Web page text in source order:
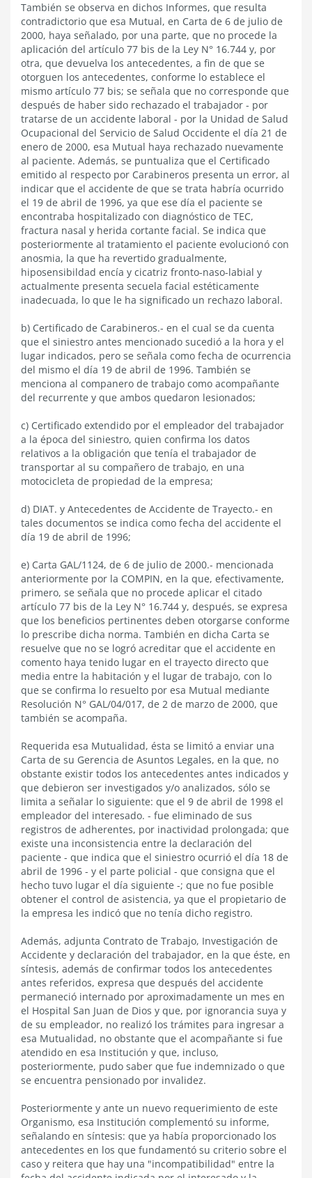
También se observa en dichos Informes, que resulta
contradictorio que esa Mutual, en Carta de 6 de julio de
2000, haya señalado, por una parte, que no procede la
aplicación del artículo 77 bis de la Ley N° 16.744 y, por
otra, que devuelva los antecedentes, a fin de que se
otorguen los antecedentes, conforme lo establece el
mismo artículo 77 bis; se señala que no corresponde que
después de haber sido rechazado el trabajador - por
tratarse de un accidente laboral - por la Unidad de Salud
Ocupacional del Servicio de Salud Occidente el día 21 de
enero de 2000, esa Mutual haya rechazado nuevamente
al paciente. Además, se puntualiza que el Certificado
emitido al respecto por Carabineros presenta un error, al
indicar que el accidente de que se trata habría ocurrido
el 19 de abril de 1996, ya que ese día el paciente se
encontraba hospitalizado con diagnóstico de TEC,
fractura nasal y herida cortante facial. Se indica que
posteriormente al tratamiento el paciente evolucionó con
anosmia, la que ha revertido gradualmente,
hiposensibildad encía y cicatriz fronto-naso-labial y
actualmente presenta secuela facial estéticamente
inadecuada, lo que le ha significado un rechazo laboral.
b) Certificado de Carabineros.- en el cual se da cuenta
que el siniestro antes mencionado sucedió a la hora y el
lugar indicados, pero se señala como fecha de ocurrencia
del mismo el día 19 de abril de 1996. También se
menciona al companero de trabajo como acompañante
del recurrente y que ambos quedaron lesionados;
c) Certificado extendido por el empleador del trabajador
a la época del siniestro, quien confirma los datos
relativos a la obligación que tenía el trabajador de
transportar al su compañero de trabajo, en una
motocicleta de propiedad de la empresa;
d) DIAT. y Antecedentes de Accidente de Trayecto.- en
tales documentos se indica como fecha del accidente el
día 19 de abril de 1996;
e) Carta GAL/1124, de 6 de julio de 2000.- mencionada
anteriormente por la COMPIN, en la que, efectivamente,
primero, se señala que no procede aplicar el citado
artículo 77 bis de la Ley N° 16.744 y, después, se expresa
que los beneficios pertinentes deben otorgarse conforme
lo prescribe dicha norma. También en dicha Carta se
resuelve que no se logró acreditar que el accidente en
comento haya tenido lugar en el trayecto directo que
media entre la habitación y el lugar de trabajo, con lo
que se confirma lo resuelto por esa Mutual mediante
Resolución N° GAL/04/017, de 2 de marzo de 2000, que
también se acompaña.
Requerida esa Mutualidad, ésta se limitó a enviar una
Carta de su Gerencia de Asuntos Legales, en la que, no
obstante existir todos los antecedentes antes indicados y
que debieron ser investigados y/o analizados, sólo se
limita a señalar lo siguiente: que el 9 de abril de 1998 el
empleador del interesado. - fue eliminado de sus
registros de adherentes, por inactividad prolongada; que
existe una inconsistencia entre la declaración del
paciente - que indica que el siniestro ocurrió el día 18 de
abril de 1996 - y el parte policial - que consigna que el
hecho tuvo lugar el día siguiente -; que no fue posible
obtener el control de asistencia, ya que el propietario de
la empresa les indicó que no tenía dicho registro.
Además, adjunta Contrato de Trabajo, Investigación de
Accidente y declaración del trabajador, en la que éste, en
síntesis, además de confirmar todos los antecedentes
antes referidos, expresa que después del accidente
permaneció internado por aproximadamente un mes en
el Hospital San Juan de Dios y que, por ignorancia suya y
de su empleador, no realizó los trámites para ingresar a
esa Mutualidad, no obstante que el acompañante si fue
atendido en esa Institución y que, incluso,
posteriormente, pudo saber que fue indemnizado o que
se encuentra pensionado por invalidez.
Posteriormente y ante un nuevo requerimiento de este
Organismo, esa Institución complementó su informe,
señalando en síntesis: que ya había proporcionado los
antecedentes en los que fundamentó su criterio sobre el
caso y reitera que hay una "incompatibilidad" entre la